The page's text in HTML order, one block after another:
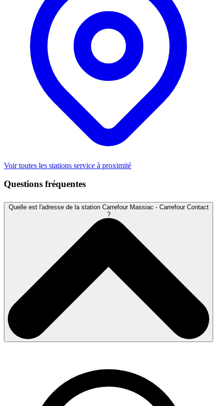
Voir toutes les stations service à proximité
Questions fréquentes
Quelle est l'adresse de la station Carrefour Massiac - Carrefour Contact
?